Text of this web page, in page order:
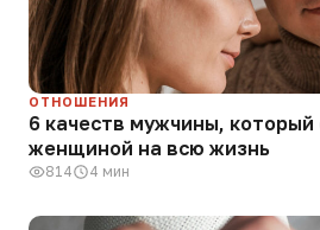
ОТНОШЕНИЯ
6 качеств мужчины, который
женщиной на всю жизнь
814 4 мин